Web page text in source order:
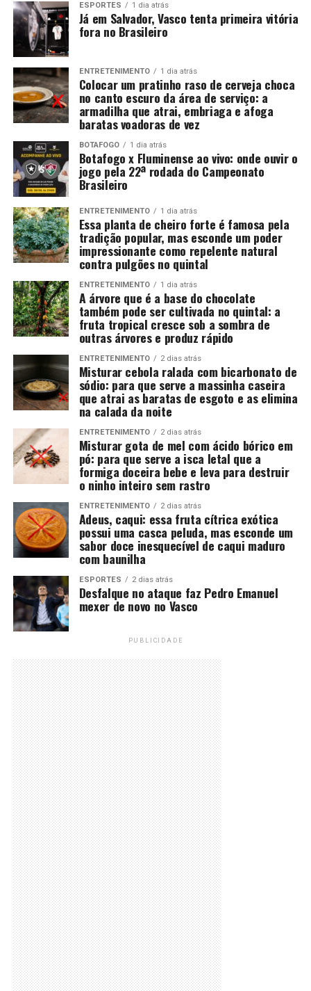
ESPORTES 1 dia atrás
Já em Salvador, Vasco tenta primeira vitória
fora no Brasileiro
ENTRETENIMENTO 1 dia atrás
Colocar um pratinho raso de cerveja choca
no canto escuro da área de serviço: a
armadilha que atrai, embriaga e afoga
baratas voadoras de vez
BOTAFOGO 1 dia atrás
Botafogo x Fluminense ao vivo: onde ouvir o
jogo pela 22ª rodada do Campeonato
Brasileiro
ENTRETENIMENTO 1 dia atrás
Essa planta de cheiro forte é famosa pela
tradição popular, mas esconde um poder
impressionante como repelente natural
contra pulgões no quintal
ENTRETENIMENTO 1 dia atrás
A árvore que é a base do chocolate
também pode ser cultivada no quintal: a
fruta tropical cresce sob a sombra de
outras árvores e produz rápido
ENTRETENIMENTO 2 dias atrás
Misturar cebola ralada com bicarbonato de
sódio: para que serve a massinha caseira
que atrai as baratas de esgoto e as elimina
na calada da noite
ENTRETENIMENTO 2 dias atrás
Misturar gota de mel com ácido bórico em
pó: para que serve a isca letal que a
formiga doceira bebe e leva para destruir
o ninho inteiro sem rastro
ENTRETENIMENTO 2 dias atrás
Adeus, caqui: essa fruta cítrica exótica
possui uma casca peluda, mas esconde um
sabor doce inesquecível de caqui maduro
com baunilha
ESPORTES 2 dias atrás
Desfalque no ataque faz Pedro Emanuel
mexer de novo no Vasco
PUBLICIDADE